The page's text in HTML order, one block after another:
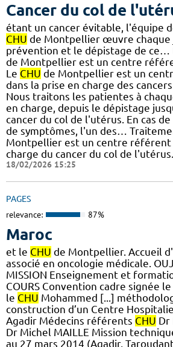
Cancer du col de
étant un cancer évitable, l'équipe
CHU de Montpellier œuvre chaque
prévention et le dépistage de ce…
de Montpellier est un centre
Le CHU de Montpellier est un
dans la prise en charge des
Nous traitons les patientes à
en charge, depuis le dépistage
cancer du col de l'utérus. En cas
de symptômes, l'un des…
Montpellier est un centre référent
charge du cancer du col de
18/02/2026 15:25
PAGES
relevance: 87%
Maroc
et le CHU de Montpellier. Accueil
associé en oncologie médicale.
MISSION Enseignement et
COURS Convention cadre signée
le CHU Mohammed [...]
construction d’un Centre
Agadir Médecins référents CHU Dr
Dr Michel MAILLE Mission
au 27 mars 2014 (Agadir,